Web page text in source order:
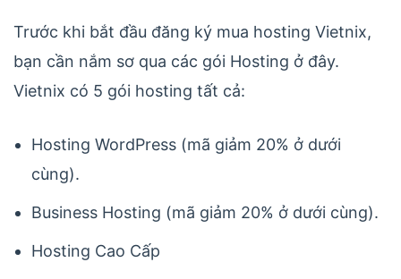
Trước khi bắt đầu đăng ký mua hosting Vietnix,
bạn cần nắm sơ qua các gói Hosting ở đây.
Vietnix có 5 gói hosting tất cả:
Hosting WordPress (mã giảm 20% ở dưới
cùng).
Business Hosting (mã giảm 20% ở dưới cùng).
Hosting Cao Cấp